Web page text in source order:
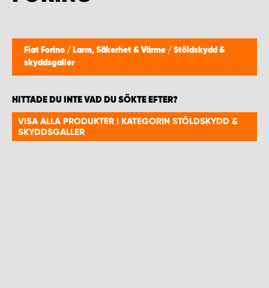
Fiat Forino / Larm, Säkerhet & Värme / Stöldskydd &
skyddsgaller
HITTADE DU INTE VAD DU SÖKTE EFTER?
VISA ALLA PRODUKTER I KATEGORIN STÖLDSKYDD &
SKYDDSGALLER
WORK SYSTEM HELSINGBORG
WORK SYSTEM JÖNKÖPING
WORK SYSTEM KARLSTAD
WORK SYSTEM KIRUNA